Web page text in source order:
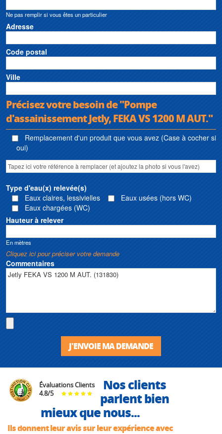
Ne pas remplir si vous êtes un particulier
Adresse
Code postal
Ville
Précisez votre besoin de "Pompe
d'assainissement Jetly, FEKA VS 1200 M AUT."
Remplacement d'un produit que vous avez (Case à cocher si
oui)
Type d'eau(x) relevée(s)
Eaux claires, lessivielles
Eaux usées (hors WC)
Eaux chargées (WC)
Hauteur à relever
En mètres
Cliquez ici pour préciser votre demande
Commentaires
J'ENVOIE MA DEMANDE
Évaluations Clients
4.8/5
Nos clients
parlent bien
mieux que nous...
Ils donnent leur avis sur leur expérience avec